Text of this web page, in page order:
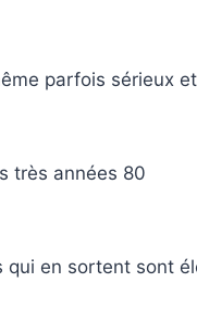
parfois sérieux
très années 80
qui en sortent sont